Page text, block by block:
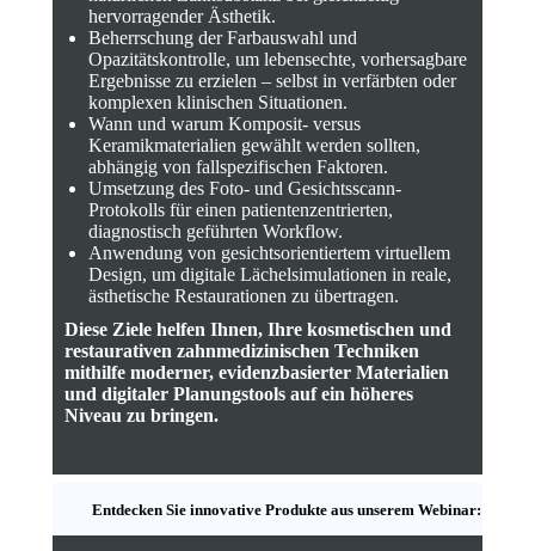
hervorragender Ästhetik.
Beherrschung der Farbauswahl und
Opazitätskontrolle, um lebensechte, vorhersagbare
Ergebnisse zu erzielen – selbst in verfärbten oder
komplexen klinischen Situationen.
Wann und warum Komposit- versus
Keramikmaterialien gewählt werden sollten,
abhängig von fallspezifischen Faktoren.
Umsetzung des Foto- und Gesichtsscann-
Protokolls für einen patientenzentrierten,
diagnostisch geführten Workflow.
Anwendung von gesichtsorientiertem virtuellem
Design, um digitale Lächelsimulationen in reale,
ästhetische Restaurationen zu übertragen.
Diese Ziele helfen Ihnen, Ihre kosmetischen und
restaurativen zahnmedizinischen Techniken
mithilfe moderner, evidenzbasierter Materialien
und digitaler Planungstools auf ein höheres
Niveau zu bringen.
Entdecken Sie innovative Produkte aus unserem Webinar: